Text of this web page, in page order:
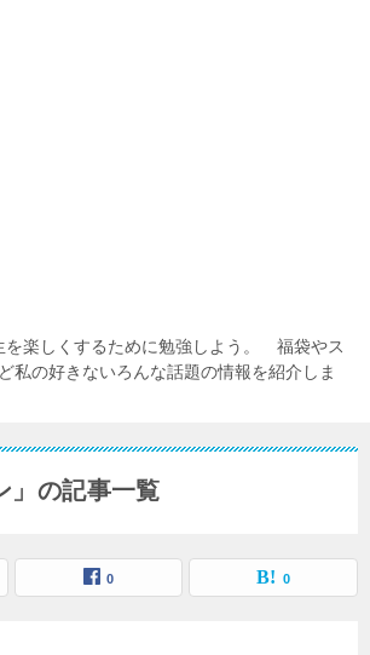
を楽しくするために勉強しよう。 福袋やス
私の好きないろんな話題の情報を紹介しま
」の記事一覧
0 0